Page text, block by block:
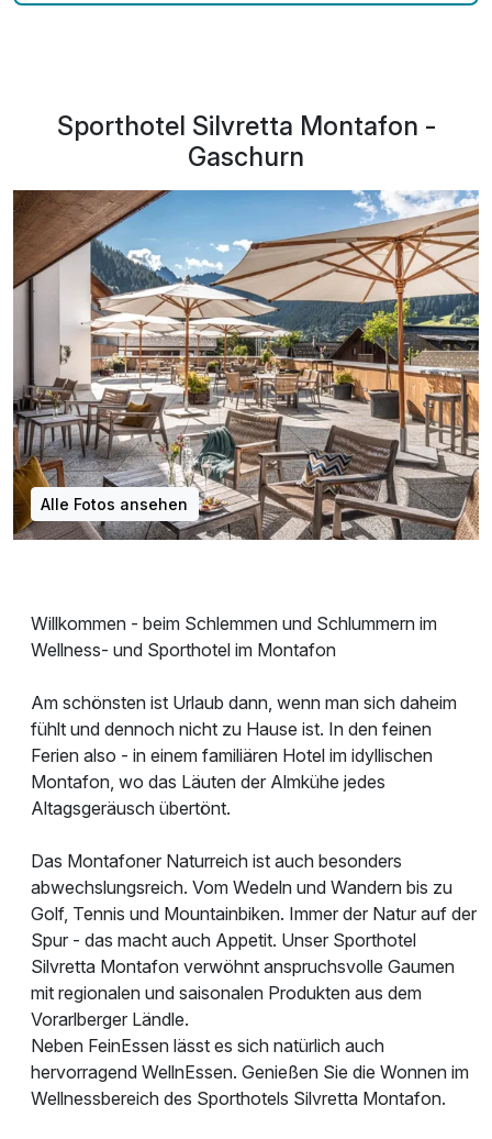
Sporthotel Silvretta Montafon -
Gaschurn
Alle Fotos ansehen
Willkommen - beim Schlemmen und Schlummern im
Wellness- und Sporthotel im Montafon
Am schönsten ist Urlaub dann, wenn man sich daheim
fühlt und dennoch nicht zu Hause ist. In den feinen
Ferien also - in einem familiären Hotel im idyllischen
Montafon, wo das Läuten der Almkühe jedes
Altagsgeräusch übertönt.
Das Montafoner Naturreich ist auch besonders
abwechslungsreich. Vom Wedeln und Wandern bis zu
Golf, Tennis und Mountainbiken. Immer der Natur auf der
Spur - das macht auch Appetit. Unser Sporthotel
Silvretta Montafon verwöhnt anspruchsvolle Gaumen
mit regionalen und saisonalen Produkten aus dem
Vorarlberger Ländle.
Neben FeinEssen lässt es sich natürlich auch
hervorragend WellnEssen. Genießen Sie die Wonnen im
Wellnessbereich des Sporthotels Silvretta Montafon.